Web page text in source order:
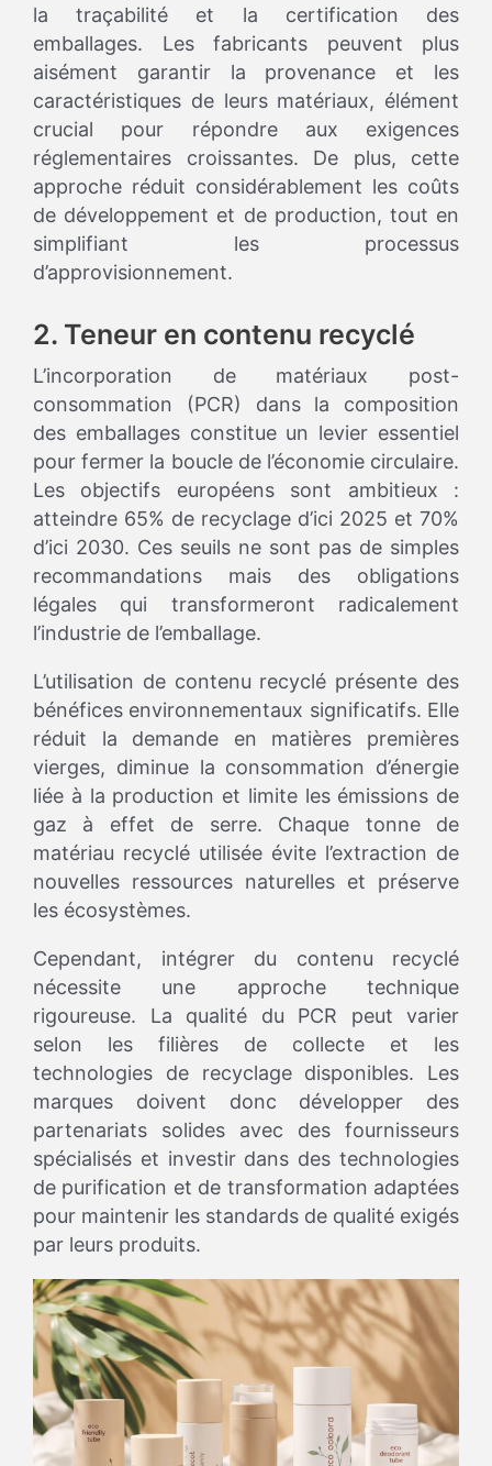
la traçabilité et la certification des
emballages. Les fabricants peuvent plus
aisément garantir la provenance et les
caractéristiques de leurs matériaux, élément
crucial pour répondre aux exigences
réglementaires croissantes. De plus, cette
approche réduit considérablement les coûts
de développement et de production, tout en
simplifiant les processus
d’approvisionnement.
2. Teneur en contenu recyclé
L’incorporation de matériaux post-
consommation (PCR) dans la composition
des emballages constitue un levier essentiel
pour fermer la boucle de l’économie circulaire.
Les objectifs européens sont ambitieux :
atteindre 65% de recyclage d’ici 2025 et 70%
d’ici 2030. Ces seuils ne sont pas de simples
recommandations mais des obligations
légales qui transformeront radicalement
l’industrie de l’emballage.
L’utilisation de contenu recyclé présente des
bénéfices environnementaux significatifs. Elle
réduit la demande en matières premières
vierges, diminue la consommation d’énergie
liée à la production et limite les émissions de
gaz à effet de serre. Chaque tonne de
matériau recyclé utilisée évite l’extraction de
nouvelles ressources naturelles et préserve
les écosystèmes.
Cependant, intégrer du contenu recyclé
nécessite une approche technique
rigoureuse. La qualité du PCR peut varier
selon les filières de collecte et les
technologies de recyclage disponibles. Les
marques doivent donc développer des
partenariats solides avec des fournisseurs
spécialisés et investir dans des technologies
de purification et de transformation adaptées
pour maintenir les standards de qualité exigés
par leurs produits.